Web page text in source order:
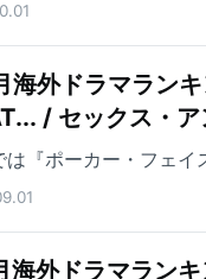
海外ドラマラン
/ セックス・
は『ポーカー・フェ
海外ドラマラン